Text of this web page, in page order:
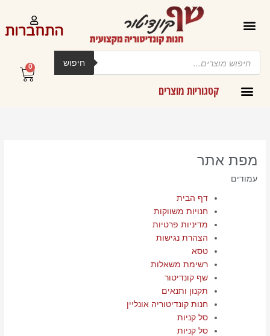
התחברות
Products
search
חיפוש
קטגוריות מוצרים
0
עגלת
קניות
מפת אתר
עמודים
דף הבית
חנויות משווקות
מדיניות פרטיות
הצהרת נגישות
טסא
רשימת משאלות
שף קונדיטור
תקנון ותנאים
חנות קונדיטוריה אונליין
סל קניות
סל קניות